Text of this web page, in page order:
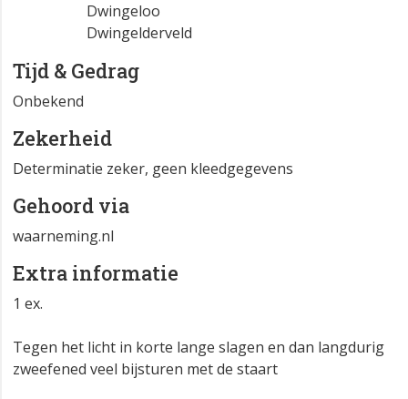
Dwingeloo
Dwingelderveld
Tijd & Gedrag
Onbekend
Zekerheid
Determinatie zeker, geen kleedgegevens
Gehoord via
waarneming.nl
Extra informatie
1 ex.
Tegen het licht in korte lange slagen en dan langdurig
zweefened veel bijsturen met de staart